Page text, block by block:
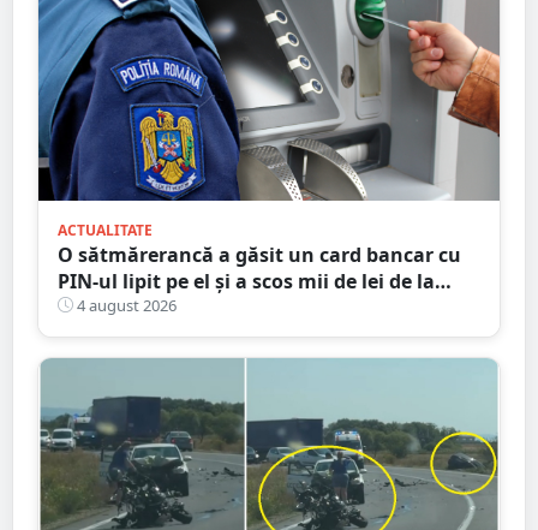
ACTUALITATE
O sătmărerancă a găsit un card bancar cu
PIN-ul lipit pe el și a scos mii de lei de la
bancomat
4 august 2026